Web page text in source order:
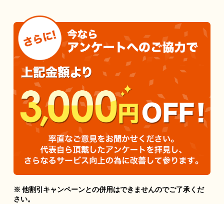
※ 他割引キャンペーンとの併用はできませんのでご了承くだ
さい。